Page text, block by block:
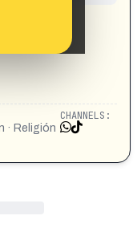
· Religión
CHANNELS: